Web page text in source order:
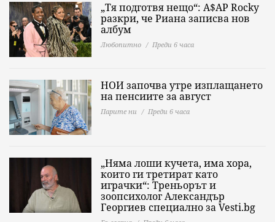
„Тя подготвя нещо“: A$AP Rocky
разкри, че Риана записва нов
албум
Любопитно Преди 6 часа
НОИ започва утре изплащането
на пенсиите за август
Парите ни Преди 6 часа
„Няма лоши кучета, има хора,
които ги третират като
играчки“: Треньорът и
зоопсихолог Александър
Георгиев специално за Vesti.bg